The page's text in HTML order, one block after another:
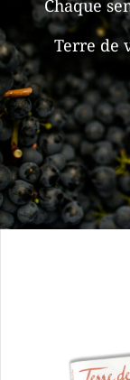
Chaque
Terre de